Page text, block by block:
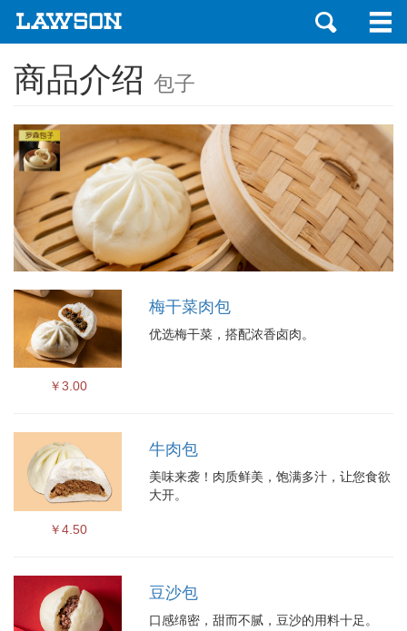
商品介绍 包子
￥3.00
梅干菜肉包
优选梅干菜，搭配浓香卤肉。
￥4.50
牛肉包
美味来袭！肉质鲜美，饱满多汁，让您食欲
大开。
豆沙包
口感绵密，甜而不腻，豆沙的用料十足。